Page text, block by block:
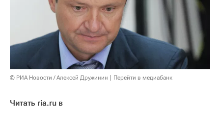
© РИА Новости / Алексей Дружинин Перейти в медиабанк
Читать ria.ru в